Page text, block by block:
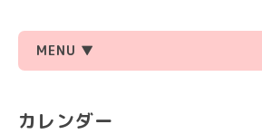
MENU ▼
カレンダー